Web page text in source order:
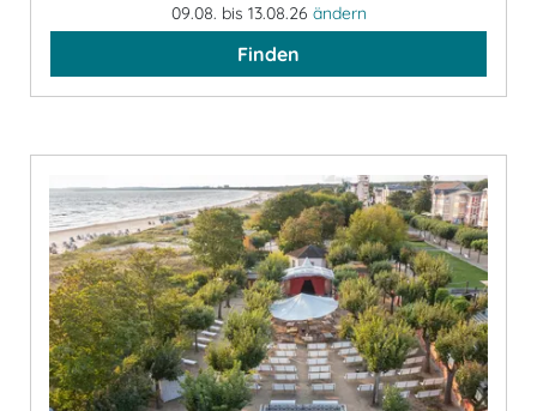
09.08. bis 13.08.26 ändern
Finden